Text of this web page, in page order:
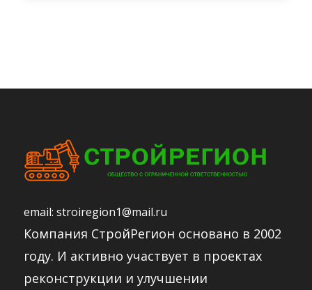
email: stroiregion1@mail.ru
Компания СтройРегион основано в 2002
году. И активно участвует в проектах
реконструкции и улучшении